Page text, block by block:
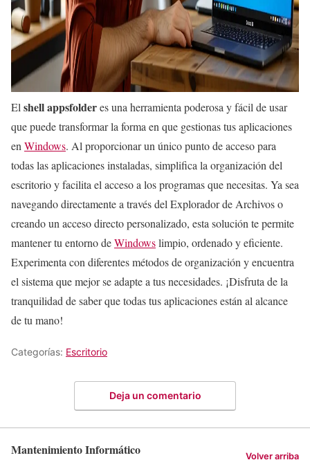
Elshell appsfolderes una herramienta poderosa y fácil de usar
que puede transformar la forma en que gestionas tus aplicaciones
enWindows. Al proporcionar un único punto de acceso para
todas las aplicaciones instaladas, simplifica la organización del
escritorio y facilita el acceso a los programas que necesitas. Ya sea
navegando directamente a través del Explorador de Archivos o
creando un acceso directo personalizado, esta solución te permite
mantener tu entorno deWindowslimpio, ordenado y eficiente.
Experimenta con diferentes métodos de organización y encuentra
el sistema que mejor se adapte a tus necesidades. ¡Disfruta de la
tranquilidad de saber que todas tus aplicaciones están al alcance
de tu mano!
Categorías: Escritorio
Deja un comentario
Mantenimiento Informático Volver arriba